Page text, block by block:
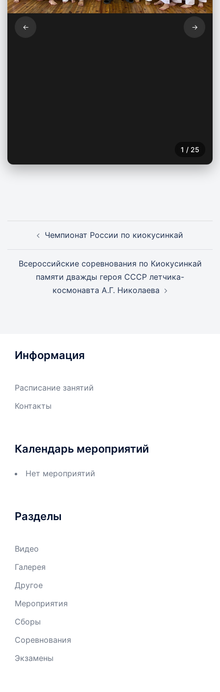
← →
1 / 25
записиЧемпионат России по киокусинкай
Всероссийские соревнования по Киокусинкай
памяти дважды героя СССР летчика-
космонавта А.Г. Николаева
Информация
Расписание занятий
Контакты
Календарь мероприятий
Нет мероприятий
Разделы
Видео
Галерея
Другое
Мероприятия
Сборы
Соревнования
Экзамены